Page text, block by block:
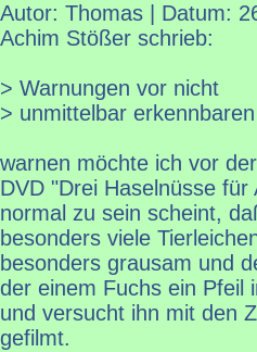
Autor: Thomas | Datum:
Achim Stößer schrieb:
> Warnungen vor nicht
> unmittelbar
warnen möchte ich vor
DVD "Drei Haselnüsse
normal zu sein scheint,
besonders viele
besonders grausam und
der einem Fuchs ein Pfeil
und versucht ihn mit den
gefilmt.